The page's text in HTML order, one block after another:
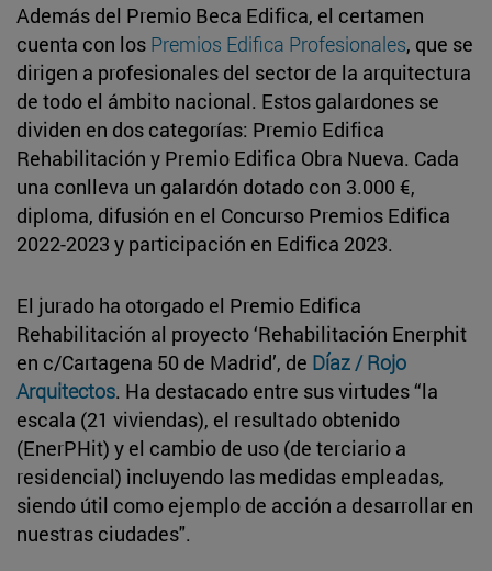
Además del Premio Beca Edifica, el certamen
cuenta con los Premios Edifica Profesionales, que se
dirigen a profesionales del sector de la arquitectura
de todo el ámbito nacional. Estos galardones se
dividen en dos categorías: Premio Edifica
Rehabilitación y Premio Edifica Obra Nueva. Cada
una conlleva un galardón dotado con 3.000 €,
diploma, difusión en el Concurso Premios Edifica
2022-2023 y participación en Edifica 2023.
El jurado ha otorgado el Premio Edifica
Rehabilitación al proyecto ‘Rehabilitación Enerphit
en c/Cartagena 50 de Madrid’, de Díaz / Rojo
Arquitectos. Ha destacado entre sus virtudes “la
escala (21 viviendas), el resultado obtenido
(EnerPHit) y el cambio de uso (de terciario a
residencial) incluyendo las medidas empleadas,
siendo útil como ejemplo de acción a desarrollar en
nuestras ciudades".